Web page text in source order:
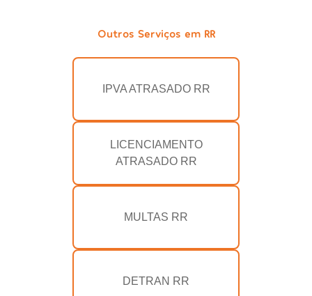
Outros Serviços em RR
IPVA ATRASADO RR
LICENCIAMENTO
ATRASADO RR
MULTAS RR
DETRAN RR